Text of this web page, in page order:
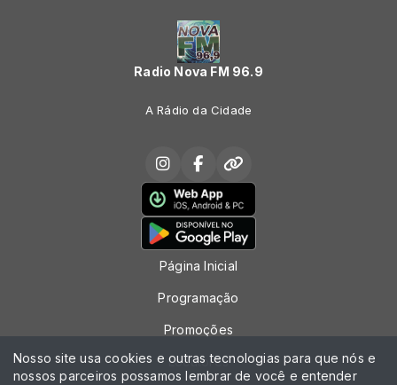
Radio Nova FM 96.9
A Rádio da Cidade
Página Inicial
Programação
Promoções
Locutores
Nosso site usa cookies e outras tecnologias para que nós e
nossos parceiros possamos lembrar de você e entender